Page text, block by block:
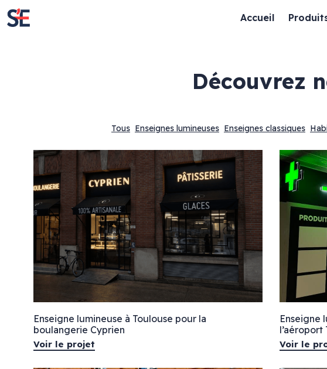
Accueil
Enseignes lumineuses
Enseignes rétro-éclairées
Enseignes lettres bloc LED
Textes évidés
Enseignes lettres boitiers
Enseignes drapeaux
Enseigne lettres découpées & bandeau LED
Enseignes bois
Mélange de styles
Enseignes lettres points LED
Enseignes classiques
Lettres découpées
Panneaux
Totem
Store & lambrequin
découvrez
Tous Enseignes lumineuses Enseignes classiques
Enseigne lumineuse à Toulouse pour la
boulangerie Cyprien
Voir le projet
Enseigne
Voir le